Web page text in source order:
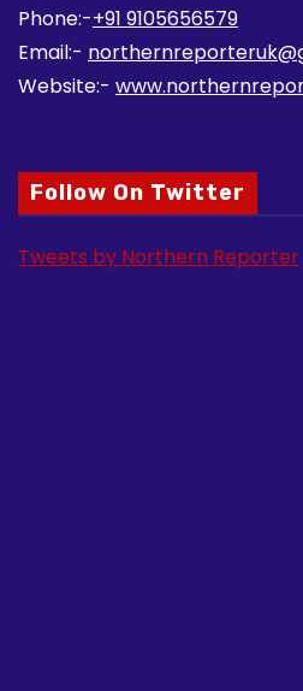
Phone:-+91 9105656579
Email:-
Website:-
Follow On Twitter
Tweets by Northern Reporter